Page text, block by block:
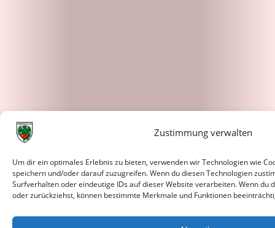
Zustimmung verwalten
Um dir ein optimales Erlebnis zu bieten, verwenden wir Technologien wie
speichern und/oder darauf zuzugreifen. Wenn du diesen Technologien
Surfverhalten oder eindeutige IDs auf dieser Website verarbeiten. Wenn du
oder zurückziehst, können bestimmte Merkmale und Funktionen